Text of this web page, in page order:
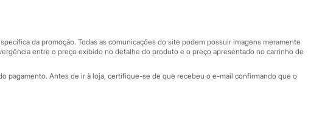
Central de ética
Eventos
da promoção. Todas as comunicações do site podem possuir imagens meramente
entre o preço exibido no detalhe do produto e o preço apresentado no carrinho de
pagamento. Antes de ir à loja, certifique-se de que recebeu o e-mail confirmando que o